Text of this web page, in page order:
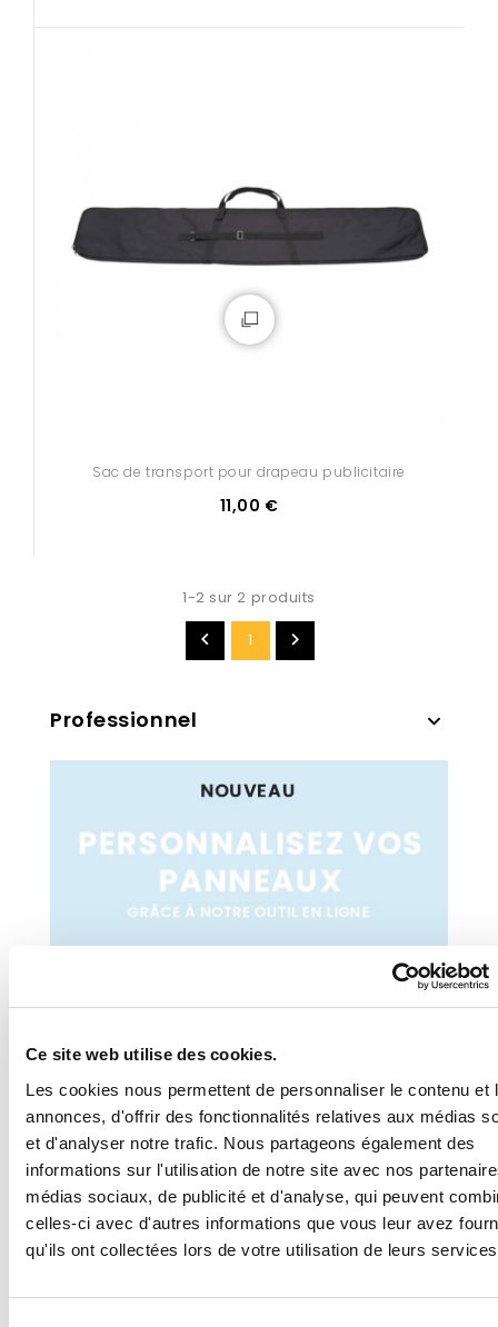
Ce site web utilise des cookies.
Les cookies nous permettent de personnaliser le contenu et
annonces, d'offrir des fonctionnalités relatives aux médias
et d'analyser notre trafic. Nous partageons également des
informations sur l'utilisation de notre site avec nos
médias sociaux, de publicité et d'analyse, qui peuvent
celles-ci avec d'autres informations que vous leur avez
qu'ils ont collectées lors de votre utilisation de leurs
Sac de transport pour drapeau publicitaire
11,00 €
1-2 sur 2 produits
 1 
Professionnel 